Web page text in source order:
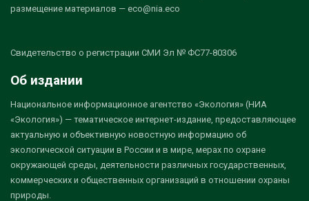
размещение материалов — eco@nia.eco
Свидетельство о регистрации СМИ Эл № ФС77-80306
Об издании
Национальное информационное агентство «Экология» (НИА
«Экология») — тематическое интернет-издание, предоставляющее
актуальную и объективную новостную информацию об
экологической ситуации в России и в мире, мерах по охране
окружающей среды, деятельности различных государственных,
коммерческих и общественных организаций в отношении охраны
природы.